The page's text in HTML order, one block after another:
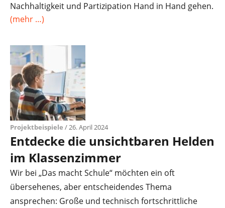
Nachhaltigkeit und Partizipation Hand in Hand gehen.
(mehr …)
Projektbeispiele / 26. April 2024
Entdecke die unsichtbaren Helden
im Klassenzimmer
Wir bei „Das macht Schule“ möchten ein oft
übersehenes, aber entscheidendes Thema
ansprechen: Große und technisch fortschrittliche